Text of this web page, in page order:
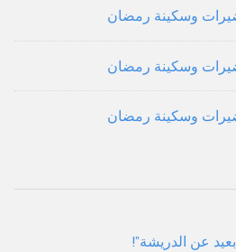
وسكينة رمضان
وسكينة رمضان
وسكينة رمضان
عن الدريشة”!